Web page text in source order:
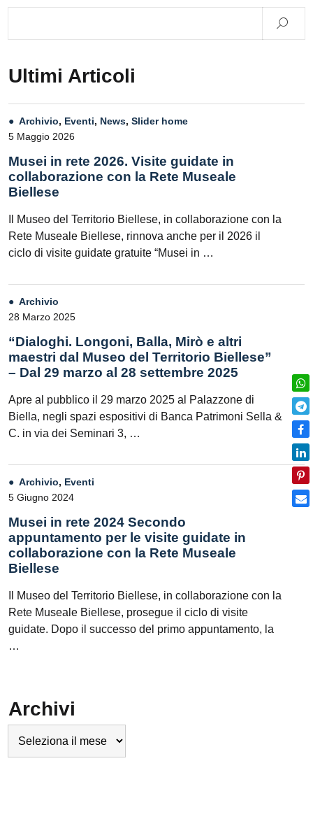
Ultimi Articoli
Archivio, Eventi, News, Slider home
5 Maggio 2026
Musei in rete 2026. Visite guidate in
collaborazione con la Rete Museale
Biellese
Il Museo del Territorio Biellese, in collaborazione con la
Rete Museale Biellese, rinnova anche per il 2026 il
ciclo di visite guidate gratuite “Musei in …
Archivio
28 Marzo 2025
“Dialoghi. Longoni, Balla, Mirò e altri
maestri dal Museo del Territorio Biellese”
– Dal 29 marzo al 28 settembre 2025
Apre al pubblico il 29 marzo 2025 al Palazzone di
Biella, negli spazi espositivi di Banca Patrimoni Sella &
C. in via dei Seminari 3, …
Archivio, Eventi
5 Giugno 2024
Musei in rete 2024 Secondo
appuntamento per le visite guidate in
collaborazione con la Rete Museale
Biellese
Il Museo del Territorio Biellese, in collaborazione con la
Rete Museale Biellese, prosegue il ciclo di visite
guidate. Dopo il successo del primo appuntamento, la
…
Archivi